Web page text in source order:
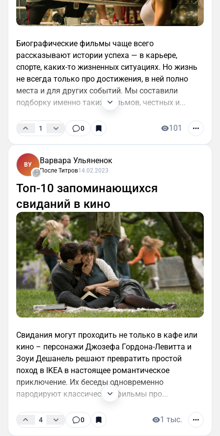
Биографические фильмы чаще всего
рассказывают истории успеха — в карьере,
спорте, каких-то жизненных ситуациях. Но жизнь
не всегда только про достижения, в ней полно
места и для других событий. Мы составили
подборку именно таких фильмов, честных и...
1 0 101
ВУ Варвара Ульяненок
После Титров14.02.2023
Топ-10 запоминающихся
свиданий в кино
Свидания могут проходить не только в кафе или
кино – персонажи Джозефа Гордона-Левитта и
Зоуи Дешанель решают превратить простой
поход в IKEA в настоящее романтическое
приключение. Их беседы одновременно
пародируют классические фильмы про...
4 0 1 тыс.